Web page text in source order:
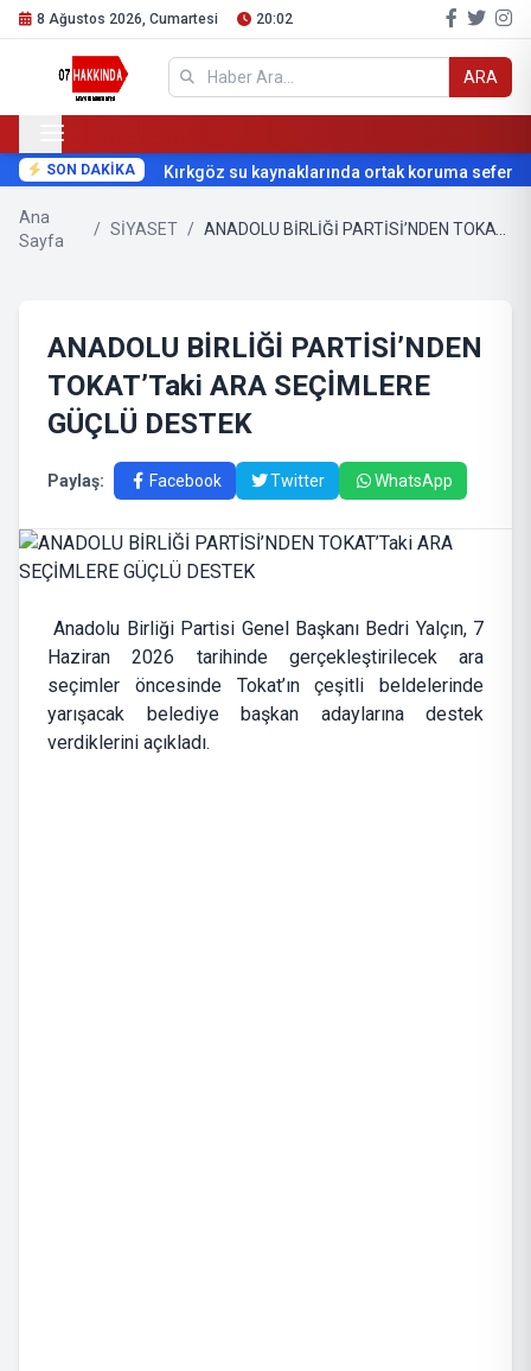
8 Ağustos 2026, Cumartesi 20:02
ARA
SON DAKİKA Kırkgöz su kaynaklarında ortak koruma
Ana
Sayfa
/ SİYASET / ANADOLU BİRLİĞİ PARTİSİ’NDEN TOKAT’Taki ARA SEÇİMLERE GÜÇLÜ DESTEK
ANADOLU BİRLİĞİ PARTİSİ’NDEN
TOKAT’Taki ARA SEÇİMLERE
GÜÇLÜ DESTEK
Paylaş: Facebook Twitter WhatsApp
Anadolu Birliği Partisi Genel Başkanı Bedri Yalçın, 7
Haziran 2026 tarihinde gerçekleştirilecek ara
seçimler öncesinde Tokat’ın çeşitli beldelerinde
yarışacak belediye başkan adaylarına destek
verdiklerini açıkladı.